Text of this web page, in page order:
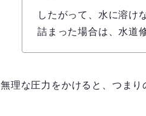
したがって、水に溶け
詰まった場合は、水道
無理な圧力をかけると、つまり